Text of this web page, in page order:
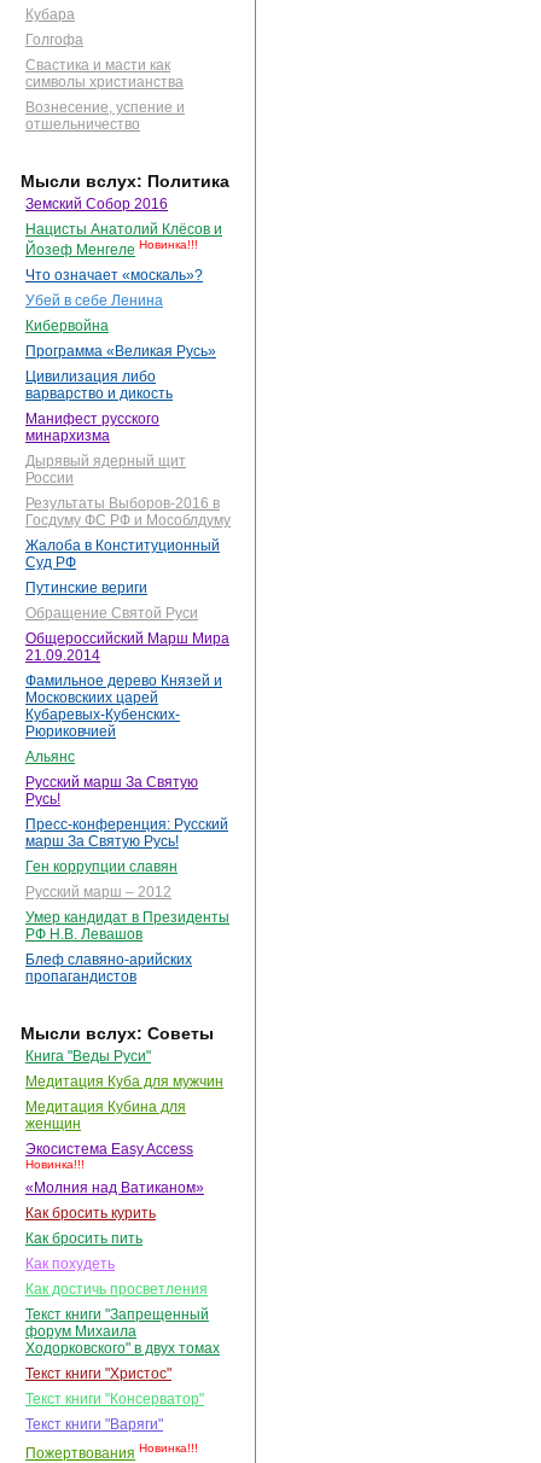
Кубара
Голгофа
Свастика и масти как
символы христианства
Вознесение, успение и
отшельничество
Мысли вслух: Политика
Земский Собор 2016
Нацисты Анатолий Клёсов и
Йозеф Менгеле Новинка!!!
Что означает «москаль»?
Убей в себе Ленина
Кибервойна
Программа «Великая Русь»
Цивилизация либо
варварство и дикость
Манифест русского
минархизма
Дырявый ядерный щит
России
Результаты Выборов-2016 в
Госдуму ФС РФ и Мособлдуму
Жалоба в Конституционный
Суд РФ
Путинские вериги
Обращение Святой Руси
Общероссийский Марш Мира
21.09.2014
Фамильное дерево Князей и
Московскиих царей
Кубаревых-Кубенских-
Рюриковчией
Альянс
Русский марш За Святую
Русь!
Пресс-конференция: Русский
марш За Святую Русь!
Ген коррупции славян
Русский марш – 2012
Умер кандидат в Президенты
РФ Н.В. Левашов
Блеф славяно-арийских
пропагандистов
Мысли вслух: Советы
Книга "Веды Руси"
Медитация Куба для мужчин
Медитация Кубина для
женщин
Экосистема Easy Access
Новинка!!!
«Молния над Ватиканом»
Как бросить курить
Как бросить пить
Как похудеть
Как достичь просветления
Текст книги "Запрещенный
форум Михаила
Ходорковского" в двух томах
Текст книги "Христос"
Текст книги "Консерватор"
Текст книги "Варяги"
Пожертвования Новинка!!!